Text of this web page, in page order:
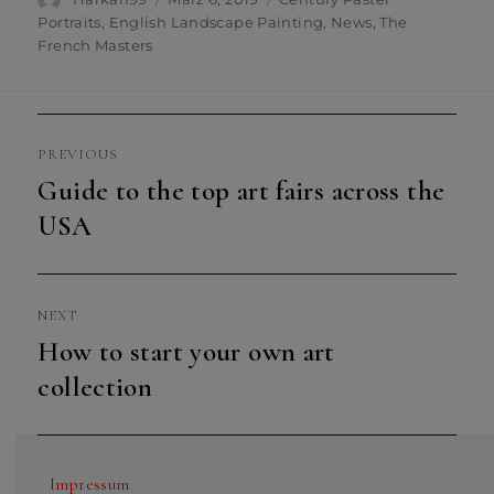
on
Portraits English Landscape Painting News ,The
French Masters
PREVIOUS
Previous
post:
Guide to the top art fairs across the
USA
NEXT
Next
post:
How to start your own art
collection
Impressum